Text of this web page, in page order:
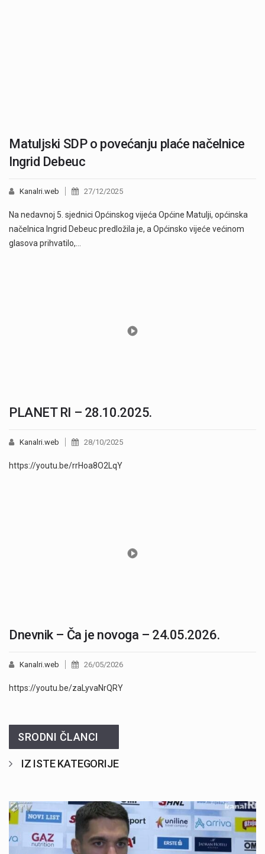
Matuljski SDP o povećanju plaće načelnice
Ingrid Debeuc
Kanalri.web 27/12/2025
Na nedavnoj 5. sjednici Općinskog vijeća Općine Matulji, općinska
načelnica Ingrid Debeuc predložila je, a Općinsko vijeće većinom
glasova prihvatilo,…
PLANET RI – 28.10.2025.
Kanalri.web 28/10/2025
https://youtu.be/rrHoa8O2LqY
Dnevnik – Ča je novoga – 24.05.2026.
Kanalri.web 26/05/2026
https://youtu.be/zaLyvaNrQRY
SRODNI ČLANCI
IZ ISTE KATEGORIJE